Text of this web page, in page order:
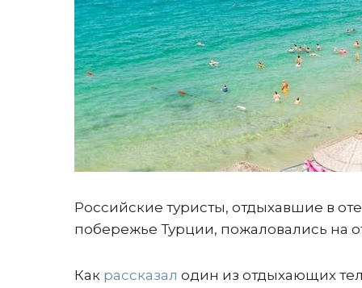
Российские туристы, отдыхавшие в
побережье Турции, пожаловались на
Как рассказал один из отдыхающих